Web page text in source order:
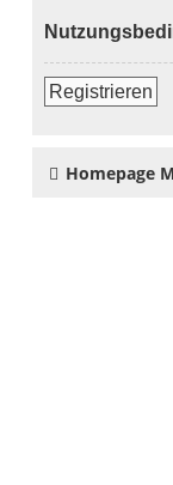
Registrieren
Homepage